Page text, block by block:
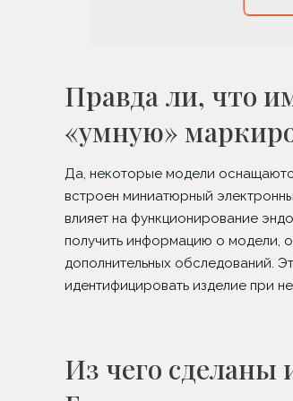
Правда ли, что
«умную»
Да, некоторые модели
встроен миниатюрный
влияет на функционирование
получить информацию о модели,
дополнительных обследований.
идентифицировать изделие при
Из чего